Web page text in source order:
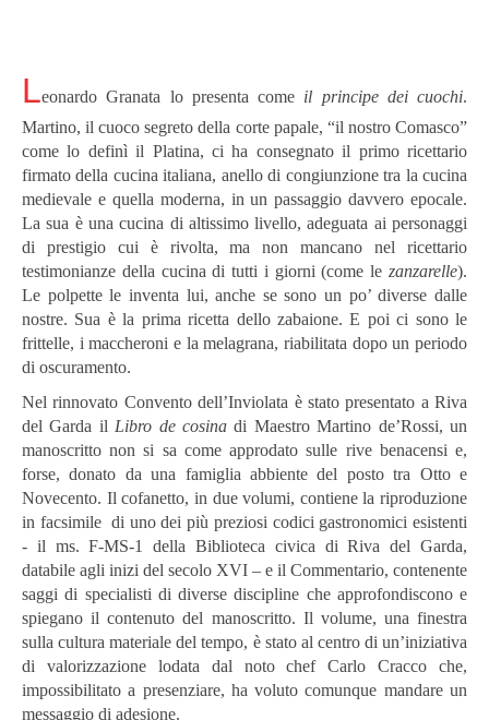
Leonardo Granata lo presenta come il principe dei cuochi.
Martino, il cuoco segreto della corte papale, “il nostro Comasco”
come lo definì il Platina, ci ha consegnato il primo ricettario
firmato della cucina italiana, anello di congiunzione tra la cucina
medievale e quella moderna, in un passaggio davvero epocale.
La sua è una cucina di altissimo livello, adeguata ai personaggi
di prestigio cui è rivolta, ma non mancano nel ricettario
testimonianze della cucina di tutti i giorni (come le zanzarelle).
Le polpette le inventa lui, anche se sono un po’ diverse dalle
nostre. Sua è la prima ricetta dello zabaione. E poi ci sono le
frittelle, i maccheroni e la melagrana, riabilitata dopo un periodo
di oscuramento.
Nel rinnovato Convento dell’Inviolata è stato presentato a Riva
del Garda il Libro de cosina di Maestro Martino de’Rossi, un
manoscritto non si sa come approdato sulle rive benacensi e,
forse, donato da una famiglia abbiente del posto tra Otto e
Novecento. Il cofanetto, in due volumi, contiene la riproduzione
in facsimile di uno dei più preziosi codici gastronomici esistenti
- il ms. F-MS-1 della Biblioteca civica di Riva del Garda,
databile agli inizi del secolo XVI – e il Commentario, contenente
saggi di specialisti di diverse discipline che approfondiscono e
spiegano il contenuto del manoscritto. Il volume, una finestra
sulla cultura materiale del tempo, è stato al centro di un’iniziativa
di valorizzazione lodata dal noto chef Carlo Cracco che,
impossibilitato a presenziare, ha voluto comunque mandare un
messaggio di adesione.